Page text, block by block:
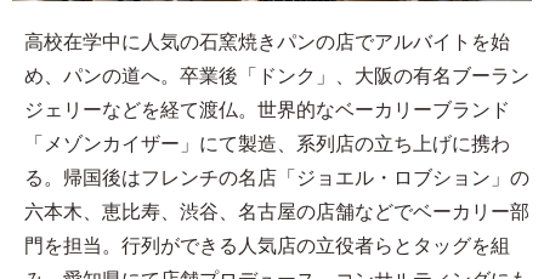
高校在学中に人気の石窯焼きパンの店でアルバイトを始
め、パンの道へ。卒業後「ドンク」、大阪の有名ブーラン
ジェリーなどを経て渡仏。世界的なベーカリーブランド
「メゾンカイザー」にて製造、系列店の立ち上げに携わ
る。帰国後はフレンチの名店「ジョエル・ロブション」の
六本木、恵比寿、渋谷、名古屋の店舗などでベーカリー部
門を担当。行列ができる人気店の立役者らとタッグを組